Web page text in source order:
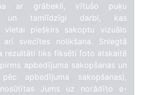
ar grābekli, vītušo puķu
un tamlīdzīgi darbi, kas
vietai piešķirs sakoptu vizuālo
svecītes nolikšana. Sniegtā
rezultāti tiks fiksēti foto atskaitē
apbedījuma sakopšanas un
apbedījuma sakopšanas),
Jums uz norādīto e-